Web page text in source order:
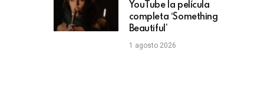
YouTube la película
completa ‘Something
Beautiful’
1 agosto 2026